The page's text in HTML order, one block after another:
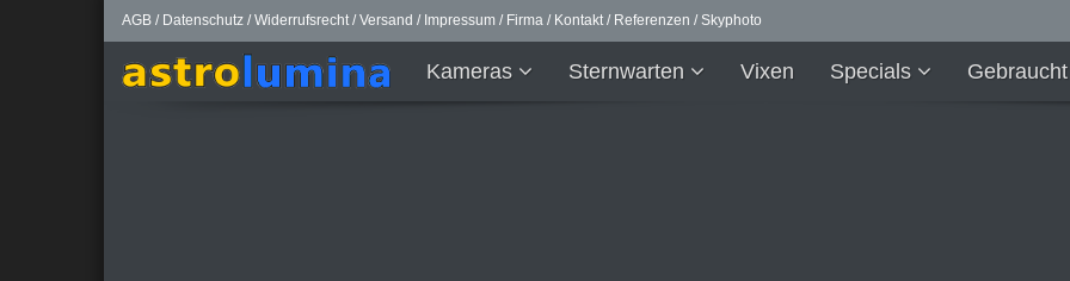
AGB / Datenschutz / Widerrufsrecht / Versand / Impressum / Firma / Kontakt / Referenzen / Skyphoto
Kameras Sternwarten Vixen Specials